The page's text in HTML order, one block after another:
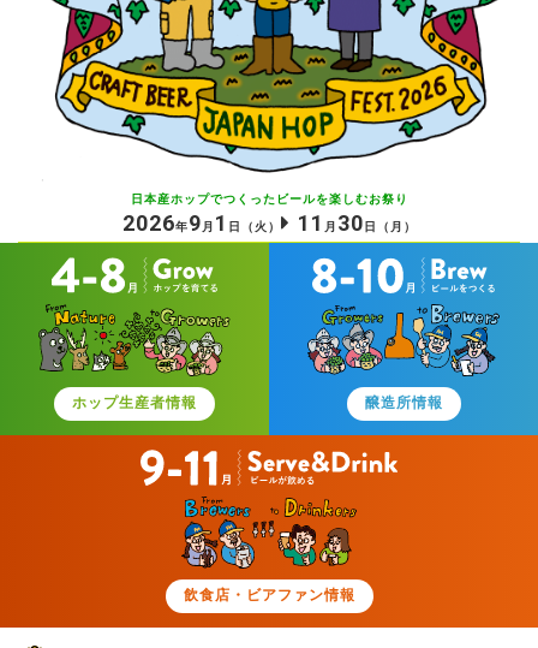
日本産ホップでつくったビールを楽しむお祭り
2026年9 月 1 日 （火） 11 月 30 日 （月）
ホップ生産者情報 醸造所情報
飲食店・ビアファン情報